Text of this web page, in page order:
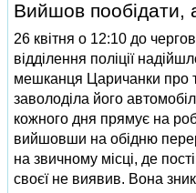
Вийшов
26 квітня о 12:10 до
відділення поліції
мешканця Царичанки про
заволоділа його
кожного дня прямує на
вийшовши на обідню
на звичному місці, де
своєї не виявив. Вона